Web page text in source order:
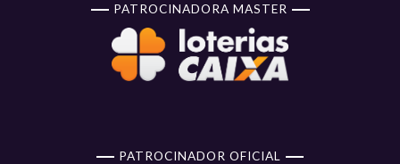
PATROCINADORA MASTER
PATROCINADOR OFICIAL